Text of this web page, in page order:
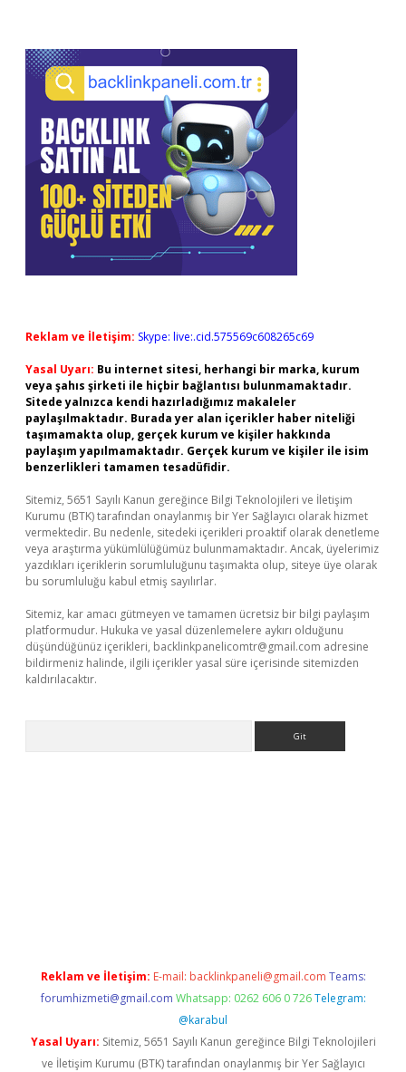
Reklam ve İletişim: Skype: live:.cid.575569c608265c69
Yasal Uyarı: Bu internet sitesi, herhangi bir marka, kurum
veya şahıs şirketi ile hiçbir bağlantısı bulunmamaktadır.
Sitede yalnızca kendi hazırladığımız makaleler
paylaşılmaktadır. Burada yer alan içerikler haber niteliği
taşımamakta olup, gerçek kurum ve kişiler hakkında
paylaşım yapılmamaktadır. Gerçek kurum ve kişiler ile isim
benzerlikleri tamamen tesadüfidir.
Sitemiz, 5651 Sayılı Kanun gereğince Bilgi Teknolojileri ve İletişim
Kurumu (BTK) tarafından onaylanmış bir Yer Sağlayıcı olarak hizmet
vermektedir. Bu nedenle, sitedeki içerikleri proaktif olarak denetleme
veya araştırma yükümlülüğümüz bulunmamaktadır. Ancak, üyelerimiz
yazdıkları içeriklerin sorumluluğunu taşımakta olup, siteye üye olarak
bu sorumluluğu kabul etmiş sayılırlar.
Sitemiz, kar amacı gütmeyen ve tamamen ücretsiz bir bilgi paylaşım
platformudur. Hukuka ve yasal düzenlemelere aykırı olduğunu
düşündüğünüz içerikleri, backlinkpanelicomtr@gmail.com adresine
bildirmeniz halinde, ilgili içerikler yasal süre içerisinde sitemizden
kaldırılacaktır.
Reklam ve İletişim: E-mail: backlinkpaneli@gmail.com Teams:
forumhizmeti@gmail.com Whatsapp: 0262 606 0 726 Telegram:
@karabul
Yasal Uyarı: Sitemiz, 5651 Sayılı Kanun gereğince Bilgi Teknolojileri
ve İletişim Kurumu (BTK) tarafından onaylanmış bir Yer Sağlayıcı